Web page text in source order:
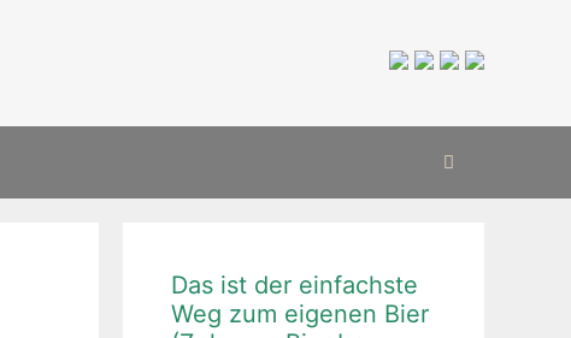
Das ist der einfachste
Weg zum eigenen Bier